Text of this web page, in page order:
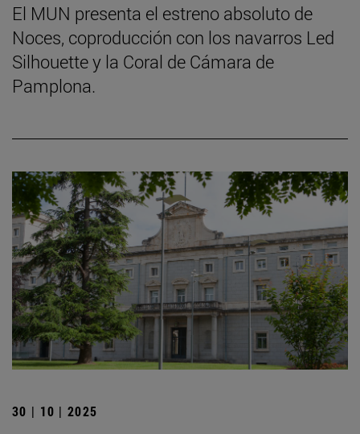
El MUN presenta el estreno absoluto de
Noces, coproducción con los navarros Led
Silhouette y la Coral de Cámara de
Pamplona.
30 | 10 | 2025